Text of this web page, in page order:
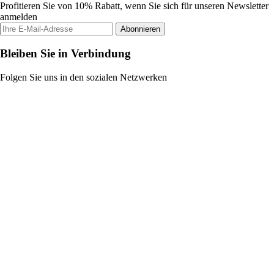
Profitieren Sie von 10% Rabatt, wenn Sie sich für unseren Newsletter
anmelden
Abonnieren
Bleiben Sie in Verbindung
Folgen Sie uns in den sozialen Netzwerken